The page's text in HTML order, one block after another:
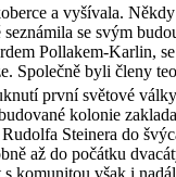
a vyšívala.
se svým
Pollakem-Karlin,
Společně byli členy
první světové
kolonie
Steinera do
až do počátku